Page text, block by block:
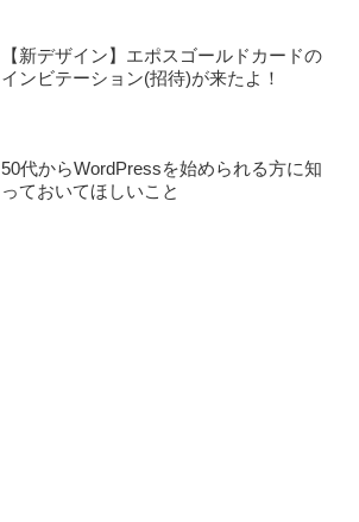
【新デザイン】エポスゴールドカードの
インビテーション(招待)が来たよ！
50代からWordPressを始められる方に知
っておいてほしいこと